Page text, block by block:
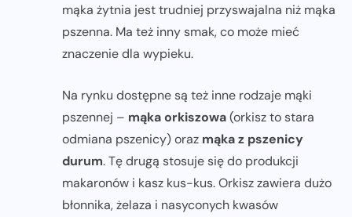
mąka żytnia jest trudniej przyswajalna niż mąka
pszenna. Ma też inny smak, co może mieć
znaczenie dla wypieku.
Na rynku dostępne są też inne rodzaje mąki
pszennej – mąka orkiszowa(orkisz to stara
odmiana pszenicy) oraz mąka z pszenicy
durum. Tę drugą stosuje się do produkcji
makaronów i kasz kus-kus. Orkisz zawiera dużo
błonnika, żelaza i nasyconych kwasów